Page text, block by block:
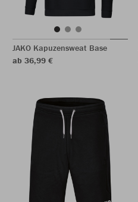
JAKO Kapuzensweat Base
ab 36,99 €